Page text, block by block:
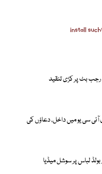
رجب بٹ پر کڑی تنقید
آئی سی یو میں داخل، دعاؤں کی
لباس پر سوشل میڈیا